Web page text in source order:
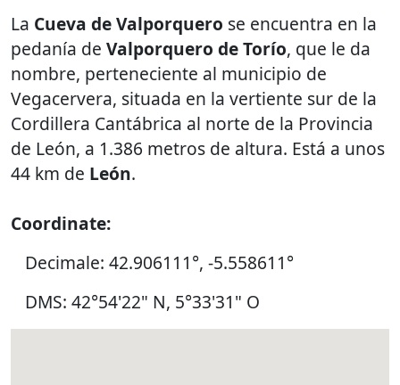
La Cueva de Valporquero se encuentra en la
pedanía de Valporquero de Torío, que le da
nombre, perteneciente al municipio de
Vegacervera, situada en la vertiente sur de la
Cordillera Cantábrica al norte de la Provincia
de León, a 1.386 metros de altura. Está a unos
44 km de León.
Coordinate:
Decimale: 42.906111°, -5.558611°
DMS: 42°54'22" N, 5°33'31" O